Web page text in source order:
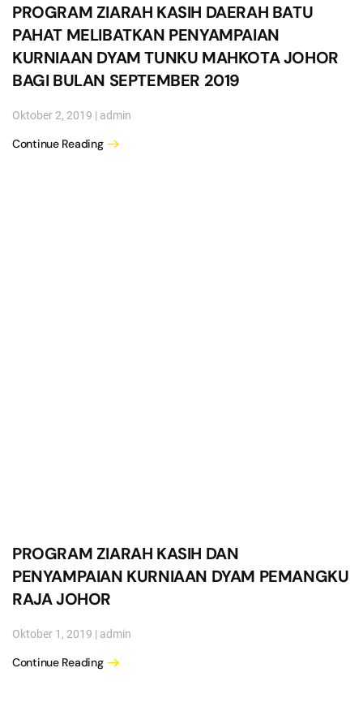
PROGRAM ZIARAH KASIH DAERAH BATU
PAHAT MELIBATKAN PENYAMPAIAN
KURNIAAN DYAM TUNKU MAHKOTA JOHOR
BAGI BULAN SEPTEMBER 2019
Oktober 2, 2019 | admin
Continue Reading
PROGRAM ZIARAH KASIH DAN
PENYAMPAIAN KURNIAAN DYAM PEMANGKU
RAJA JOHOR
Oktober 1, 2019 | admin
Continue Reading